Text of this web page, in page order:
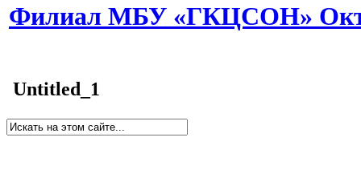
Филиал МБУ «ГКЦСОН»
Untitled_1